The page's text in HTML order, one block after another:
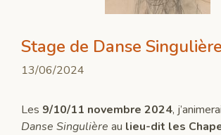
Stage de Danse Singulière
13/06/2024
Les 9/10/11 novembre 2024,
Danse Singulière au lieu-dit les